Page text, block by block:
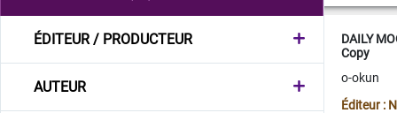
ÉDITEUR / PRODUCTEUR
AUTEUR
DAILY
Copy
o-okun
Éditeur :